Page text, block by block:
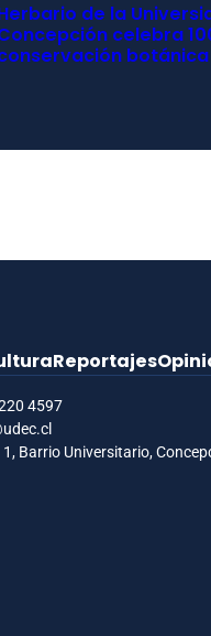
de la
celebra
botánica
Reportajes
4597
Barrio Universitario,